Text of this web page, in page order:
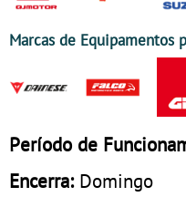
Marcas de Equipamentos
Período de
Encerra: Domingo